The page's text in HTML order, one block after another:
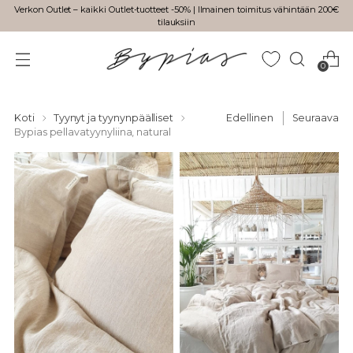
Verkon Outlet – kaikki Outlet-tuotteet -50% | Ilmainen toimitus vähintään 200€
tilauksiin
0
Koti
Tyynyt ja tyynynpäälliset
Bypias pellavatyynyliina, natural
Edellinen Seuraava